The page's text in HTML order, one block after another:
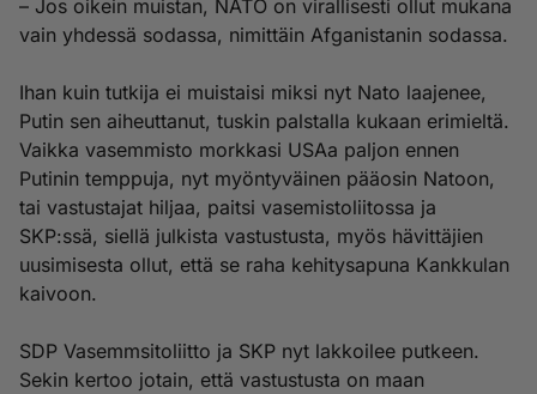
– Jos oikein muistan, NATO on virallisesti ollut mukana
vain yhdessä sodassa, nimittäin Afganistanin sodassa.
Ihan kuin tutkija ei muistaisi miksi nyt Nato laajenee,
Putin sen aiheuttanut, tuskin palstalla kukaan erimieltä.
Vaikka vasemmisto morkkasi USAa paljon ennen
Putinin temppuja, nyt myöntyväinen pääosin Natoon,
tai vastustajat hiljaa, paitsi vasemistoliitossa ja
SKP:ssä, siellä julkista vastustusta, myös hävittäjien
uusimisesta ollut, että se raha kehitysapuna Kankkulan
kaivoon.
SDP Vasemmsitoliitto ja SKP nyt lakkoilee putkeen.
Sekin kertoo jotain, että vastustusta on maan